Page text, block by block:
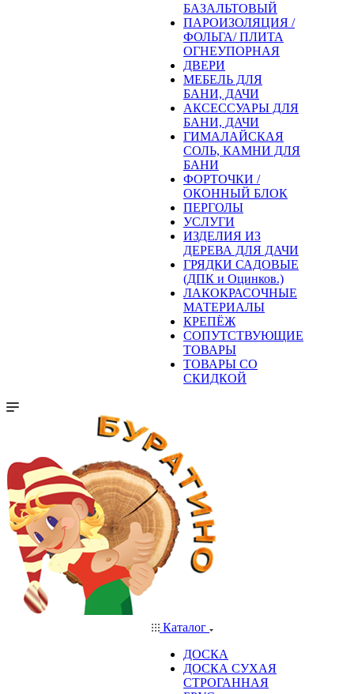
БАЗАЛЬТОВЫЙ
ПАРОИЗОЛЯЦИЯ /
ФОЛЬГА/ ПЛИТА
ОГНЕУПОРНАЯ
ДВЕРИ
МЕБЕЛЬ ДЛЯ
БАНИ, ДАЧИ
АКСЕССУАРЫ ДЛЯ
БАНИ, ДАЧИ
ГИМАЛАЙСКАЯ
СОЛЬ, КАМНИ ДЛЯ
БАНИ
ФОРТОЧКИ /
ОКОННЫЙ БЛОК
ПЕРГОЛЫ
УСЛУГИ
ИЗДЕЛИЯ ИЗ
ДЕРЕВА ДЛЯ ДАЧИ
ГРЯДКИ САДОВЫЕ
(ДПК и Оцинков.)
ЛАКОКРАСОЧНЫЕ
МАТЕРИАЛЫ
КРЕПЁЖ
СОПУТСТВУЮЩИЕ
ТОВАРЫ
ТОВАРЫ СО
СКИДКОЙ
Каталог
ДОСКА
ДОСКА СУХАЯ
СТРОГАННАЯ